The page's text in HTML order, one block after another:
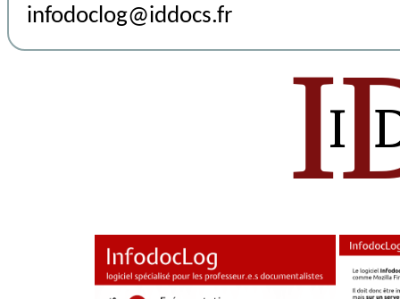
infodoclog@iddocs.fr